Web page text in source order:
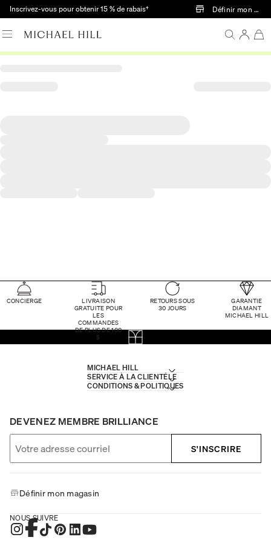
Passer au contenu principal
Inscrivez-vous pour obtenir 15 % de rabais† Définir mon
CONCIERGE
LIVRAISON
GRATUITE POUR
LES
COMMANDES
DE PLUS DE 100
$
RETOURS SOUS
30 JOURS
GARANTIE
DIAMANT
MICHAEL HILL
MICHAEL HILL
SERVICE À LA CLIENTÈLE
CONDITIONS & POLITIQUES
DEVENEZ MEMBRE BRILLIANCE
S'INSCRIRE
Définir mon magasin
NOUS SUIVRE